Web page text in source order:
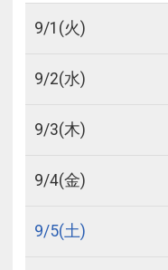
9/1 (火)
9/2(水)
9/3(木)
9/4(金)
9/5(土)